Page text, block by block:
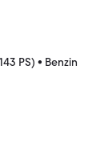
PS) • Benzin